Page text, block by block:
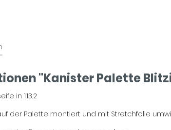
"Kanister Palette Blitzi
in 1:13,2
der Palette montiert und mit Stretchfolie